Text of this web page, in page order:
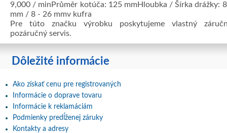
9,000 / minPrůměr kotúča: 125 mmHloubka / Šírka drážky:
mm / 8 - 26 mmv kufra
Pre túto značku výrobku poskytujeme vlastný
pozáručný servis.
Dôležité informácie
Ako získať cenu pre registrovaných
Informácie o doprave tovaru
Informácie k reklamáciám
Podmienky predĺženej záruky
Kontakty a adresy